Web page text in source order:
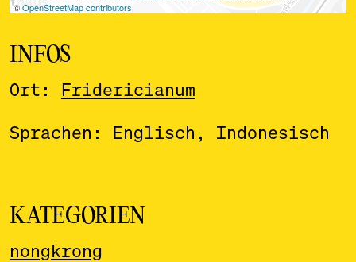
INFOS
Ort: Fridericianum
Sprachen: Englisch, Indonesisch
KATEGORIEN
nongkrong